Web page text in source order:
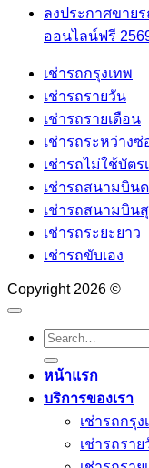
ชน
ทำ
เช็ก
ทริ
กรับ
มือ
ที่
คน
มี
รถ
ต้อง
รู้!
FAQก
เรียก
ขาด
ประโย
จาก
การ
ไม่มี
รถ
ใช้
ลงประกาศขาย
ออนไลน์ฟรี
เช่ารถกรุงเทพ
เช่ารถรายวัน
เช่ารถรายเดือน
เช่ารถระหว่างซ่
เช่ารถไม่ใช้บัตร
เช่ารถสนามบิน
เช่ารถสนามบิน
เช่ารถระยะยาว
เช่ารถขับเอง
Copyright 2026 ©
หน้าแรก
บริการของเรา
เช่ารถกรุง
เช่ารถราย